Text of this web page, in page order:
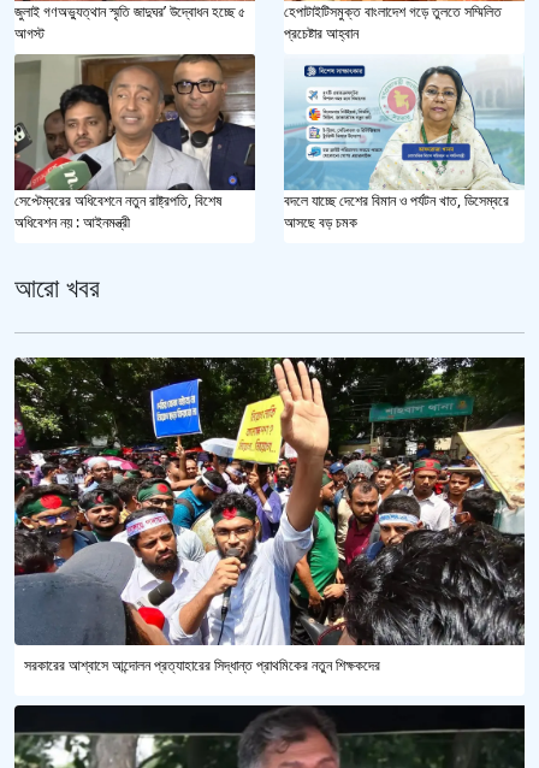
জুলাই গণঅভ্যুত্থান স্মৃতি জাদুঘর’ উদ্বোধন হচ্ছে ৫
আগস্ট
হেপাটাইটিসমুক্ত বাংলাদেশ গড়ে তুলতে সম্মিলিত
প্রচেষ্টার আহ্বান
সেপ্টেম্বরের অধিবেশনে নতুন রাষ্ট্রপতি, বিশেষ
অধিবেশন নয় : আইনমন্ত্রী
বদলে যাচ্ছে দেশের বিমান ও পর্যটন খাত, ডিসেম্বরে
আসছে বড় চমক
আরো খবর
সরকারের আশ্বাসে আন্দোলন প্রত্যাহারের সিদ্ধান্ত প্রাথমিকের নতুন শিক্ষকদের